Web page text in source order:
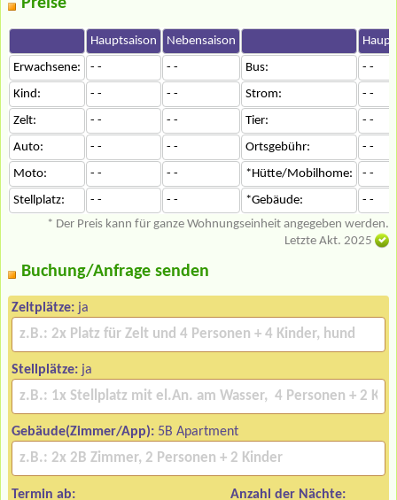
Hauptsaison Nebensaison
Erwachsene:
- - - - Bus:
- -
Kind:
- - - - Strom:
- -
Zelt:
- - - - Tier:
- -
Auto:
- - - - Ortsgebühr:
- -
Moto:
- - - - *Hütte/Mobilhome:
- -
Stellplatz:
- - - - *Gebäude:
- -
* Der Preis kann für ganze Wohnungseinheit angegeben werden.
Letzte Akt. 2025
Buchung/Anfrage senden
Zeltplätze: ja
Stellplätze: ja
Gebäude(Zimmer/App): 5B Apartment
Termin ab: Anzahl der Nächte: